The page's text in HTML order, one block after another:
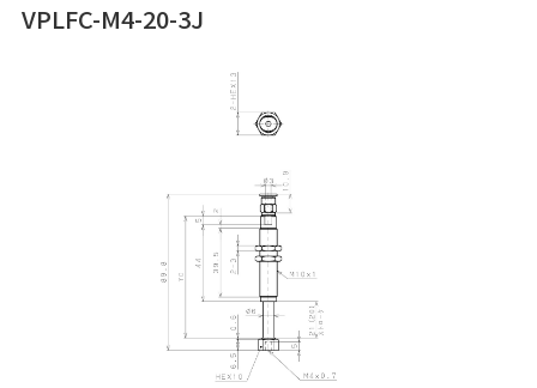
VPLFC-M4-20-3J